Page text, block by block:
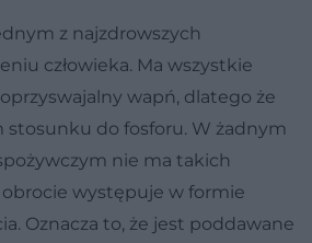
z najzdrowszych
człowieka. Ma wszystkie
wapń, dlatego że
stosunku do fosforu. W żadnym
nie ma takich
występuje w formie
Oznacza to, że jest poddawane